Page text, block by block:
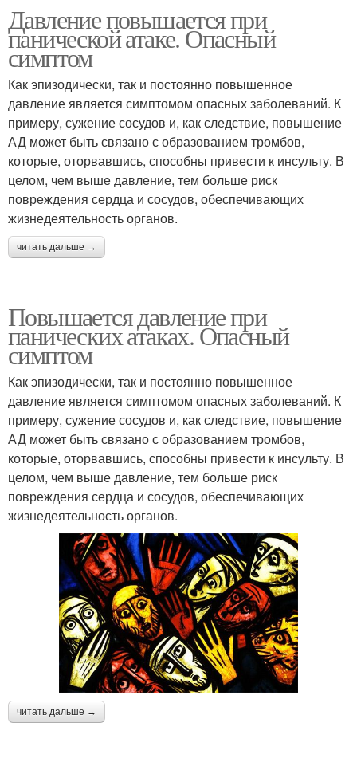
Давление повышается при
панической атаке. Опасный
симптом
Как эпизодически, так и постоянно повышенное
давление является симптомом опасных заболеваний. К
примеру, сужение сосудов и, как следствие, повышение
АД может быть связано с образованием тромбов,
которые, оторвавшись, способны привести к инсульту. В
целом, чем выше давление, тем больше риск
повреждения сердца и сосудов, обеспечивающих
жизнедеятельность органов.
читать дальше →
Повышается давление при
панических атаках. Опасный
симптом
Как эпизодически, так и постоянно повышенное
давление является симптомом опасных заболеваний. К
примеру, сужение сосудов и, как следствие, повышение
АД может быть связано с образованием тромбов,
которые, оторвавшись, способны привести к инсульту. В
целом, чем выше давление, тем больше риск
повреждения сердца и сосудов, обеспечивающих
жизнедеятельность органов.
читать дальше →